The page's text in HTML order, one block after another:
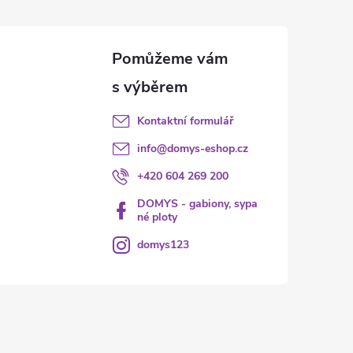
Kontaktní formulář
info@domys-eshop.cz
+420 604 269 200
DOMYS - gabiony, sypa
né ploty
domys123